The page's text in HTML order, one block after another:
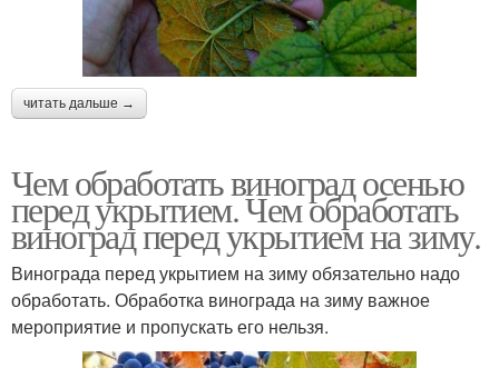
читать дальше →
Чем обработать виноград осенью
перед укрытием. Чем обработать
виноград перед укрытием на зиму.
Винограда перед укрытием на зиму обязательно надо
обработать. Обработка винограда на зиму важное
мероприятие и пропускать его нельзя.